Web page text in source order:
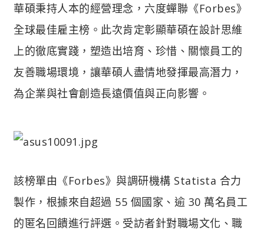
華碩秉持人本的經營理念，六度蟬聯《Forbes》
全球最佳雇主榜。此次肯定彰顯華碩在設計思維
上的徹底實踐，塑造出培育、珍惜、關懷員工的
友善職場環境，讓華碩人盡情地發揮最高潛力，
為企業與社會創造長遠價值與正向影響。
該榜單由《Forbes》與調研機構 Statista 合力
製作，根據來自超過 55 個國家、逾 30 萬名員工
的匿名回饋進行評選。受訪者針對職場文化、職